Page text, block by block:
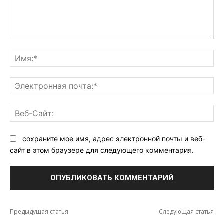
сохраните мое имя, адрес электронной почты и веб-
сайт в этом браузере для следующего комментария.
Предыдущая статья Следующая статья